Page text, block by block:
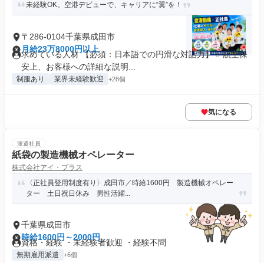
未経験OK。空港デビューで、キャリアに“翼”を！
〒286-0104千葉県成田市
月給23万8000円以上
求めている人材 【必須：日本語での円滑な対話力】 ✅航空保
安上、お客様への詳細な説明...
制服あり 業界未経験歓迎 +28個
気になる
派遣社員
紙袋の製造機械オペレーター
株式会社アイ・プラス
〈正社員登用制度有り〉成田市／時給1600円 製造機械オペレー
ター 土日祝日休み 男性活躍...
千葉県成田市
時給1600円～2000円
資格・経験 ・未経験者歓迎 ・経験不問
無期雇用派遣 +6個